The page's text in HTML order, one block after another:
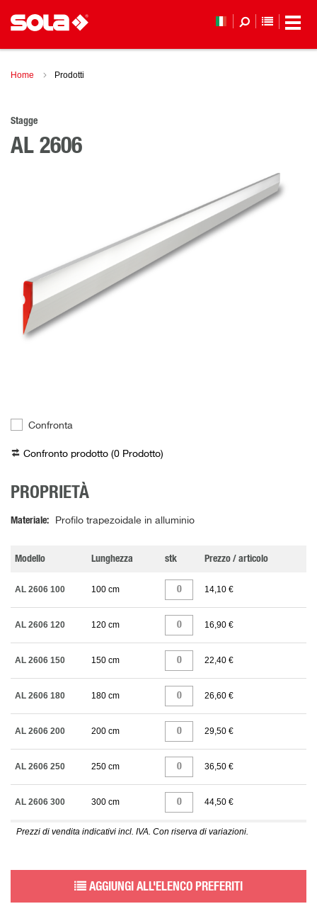
Home Prodotti
Stagge
AL 2606
Confronta
Confronto prodotto (0 Prodotto)
PROPRIETÀ
Materiale Profilo trapezoidale in alluminio
Modello Lunghezza stk Prezzo / articolo
AL 2606 100 100 cm 14,10 €
AL 2606 120 120 cm 16,90 €
AL 2606 150 150 cm 22,40 €
AL 2606 180 180 cm 26,60 €
AL 2606 200 200 cm 29,50 €
AL 2606 250 250 cm 36,50 €
AL 2606 300 300 cm 44,50 €
Prezzi di vendita indicativi incl. IVA. Con riserva di variazioni.
AGGIUNGI ALL'ELENCO PREFERITI